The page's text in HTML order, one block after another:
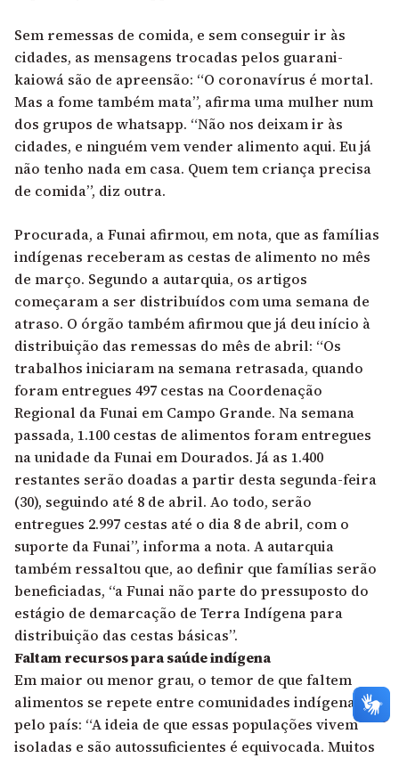
Sem remessas de comida, e sem conseguir ir às
cidades, as mensagens trocadas pelos guarani-
kaiowá são de apreensão: “O coronavírus é mortal.
Mas a fome também mata”, afirma uma mulher num
dos grupos de whatsapp. “Não nos deixam ir às
cidades, e ninguém vem vender alimento aqui. Eu já
não tenho nada em casa. Quem tem criança precisa
de comida”, diz outra.
Procurada, a Funai afirmou, em nota, que as famílias
indígenas receberam as cestas de alimento no mês
de março. Segundo a autarquia, os artigos
começaram a ser distribuídos com uma semana de
atraso. O órgão também afirmou que já deu início à
distribuição das remessas do mês de abril: “Os
trabalhos iniciaram na semana retrasada, quando
foram entregues 497 cestas na Coordenação
Regional da Funai em Campo Grande. Na semana
passada, 1.100 cestas de alimentos foram entregues
na unidade da Funai em Dourados. Já as 1.400
restantes serão doadas a partir desta segunda-feira
(30), seguindo até 8 de abril. Ao todo, serão
entregues 2.997 cestas até o dia 8 de abril, com o
suporte da Funai”, informa a nota. A autarquia
também ressaltou que, ao definir que famílias serão
beneficiadas, “a Funai não parte do pressuposto do
estágio de demarcação de Terra Indígena para
distribuição das cestas básicas”.
Faltam recursos para saúde indígena
Em maior ou menor grau, o temor de que faltem
alimentos se repete entre comunidades indígenas
pelo país: “A ideia de que essas populações vivem
isoladas e são autossuficientes é equivocada. Muitos